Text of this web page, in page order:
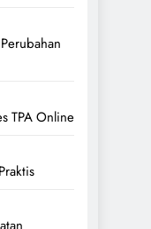
TPA Online